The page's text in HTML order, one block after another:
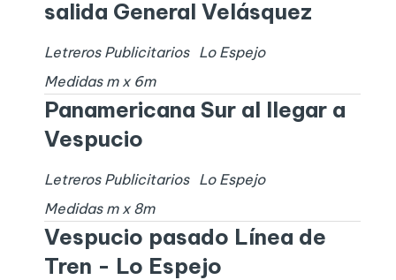
salida General Velásquez
Letreros Publicitarios
Lo Espejo
Medidas m x 6m
Panamericana Sur al llegar a
Vespucio
Letreros Publicitarios
Lo Espejo
Medidas m x 8m
Vespucio pasado Línea de
Tren - Lo Espejo